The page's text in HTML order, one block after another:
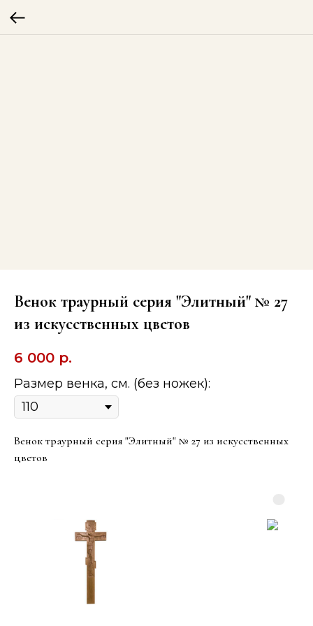
Венок траурный серия "Элитный" № 27
из искусственных цветов
6 000 р.
Размер венка, см. (без ножек):
Венок траурный серия "Элитный" № 27 из искусственных
цветов